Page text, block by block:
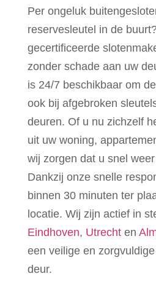
Per ongeluk
reservesleutel in de
gecertificeerde
zonder schade aan uw
is 24/7 beschikbaar om
ook bij afgebroken
deuren. Of u nu zichzelf
uit uw woning,
wij zorgen dat u snel
Dankzij onze snelle
binnen 30 minuten ter
locatie. Wij zijn actief in
Eindhoven, Utrecht en
een veilige en
deur.